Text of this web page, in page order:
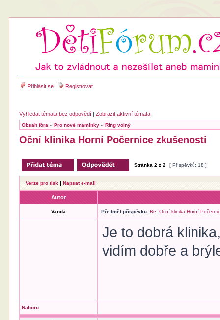
Přihlásit se Registrovat
Vyhledat témata bez odpovědí |Zobrazit aktivní témata
Obsah fóra »Pro nové maminky »Ring volný
Oční klinika Horní Počernice zkušenosti
Stránka2 z2 [ Příspěvků: 18 ]
Verze pro tisk |Napsat e-mail
Autor
Vanda Předmět příspěvku: Re: Oční klinika Horní
Je to dobrá
vidím dobře a
Nahoru